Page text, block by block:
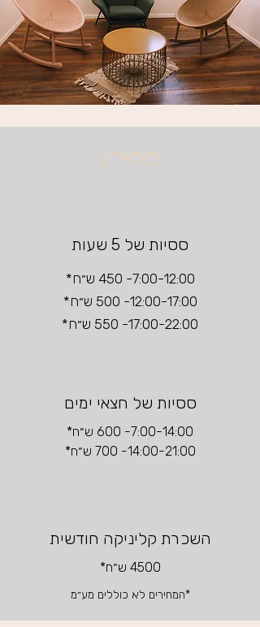
ססיות של 5 שעות
7:00-12:00- 450 ש״ח*
12:00-17:00- 500 ש״ח*
17:00-22:00- 550 ש״ח*
ססיות של חצאי ימים
7:00-14:00- 600 ש״ח*
14:00-21:00- 700 ש״ח*
השכרת קליניקה חודשית
4500 ש״ח*
*המחירים לא כוללים מע״מ